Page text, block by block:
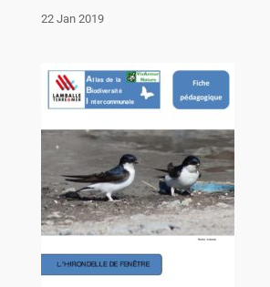
22 Jan 2019